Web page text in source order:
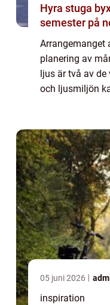
Hyra stuga
semester på
Arrangemanget
planering av
ljus är två av
och ljusmiljön
05 juni 2026
inspiration